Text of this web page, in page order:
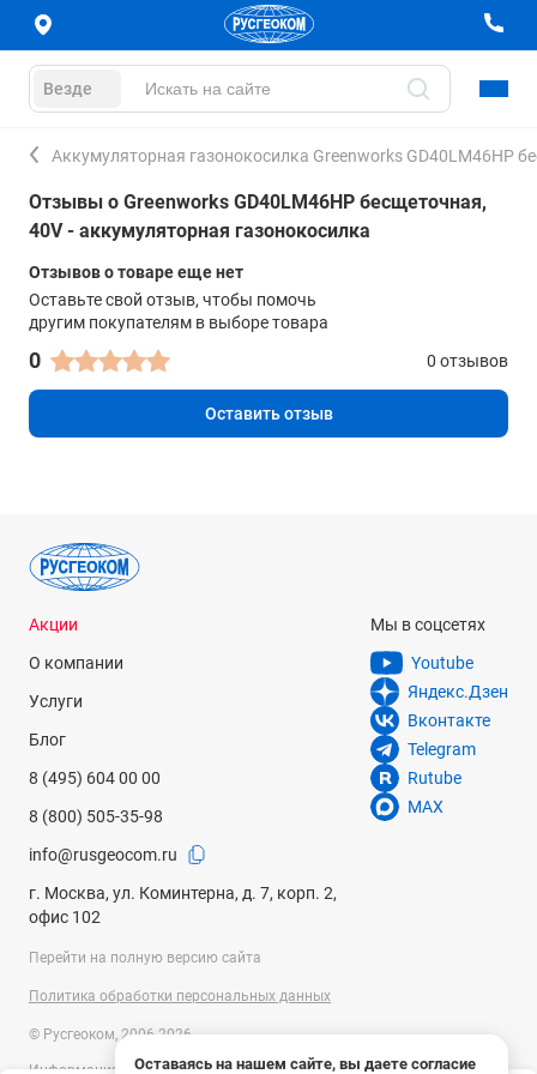
Везде
Аккумуляторная газонокосилка Greenworks GD40LM46HP
Отзывы о Greenworks GD40LM46HP бесщеточная,
40V - аккумуляторная газонокосилка
Отзывов о товаре еще нет
Оставьте свой отзыв, чтобы помочь
другим покупателям в выборе товара
0 0 отзывов
Оставить отзыв
Оставаясь на нашем сайте, вы даете согласие
Акции
О компании
Услуги
Блог
8 (495) 604 00 00
8 (800) 505-35-98
info@rusgeocom.ru
г. Москва, ул. Коминтерна, д. 7, корп. 2,
офис 102
Мы в соцсетях
Youtube
Яндекс.Дзен
Вконтакте
Telegram
Rutube
MAX
Перейти на полную версию сайта
Политика обработки персональных данных
© Русгеоком, 2006-2026
Информация на сайте носит справочный характер и не является